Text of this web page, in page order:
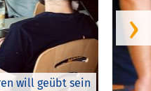
will geübt sein
›